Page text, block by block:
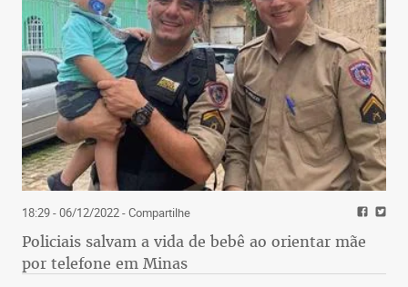
18:29 - 06/12/2022- Compartilhe
Policiais salvam a vida de bebê ao orientar mãe
por telefone em Minas